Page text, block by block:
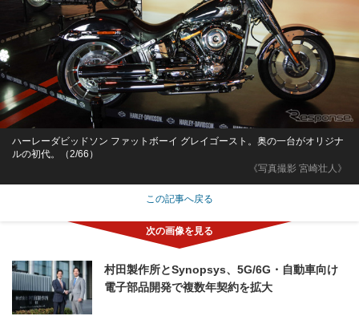
《写真撮影 宮崎壮人》
ハーレーダビッドソン ファットボーイ グレイゴースト。奥の一台がオリジナ
ルの初代。（2/66）
この記事へ戻る
村田製作所とSynopsys、5G/6G・自動車向け
電子部品開発で複数年契約を拡大